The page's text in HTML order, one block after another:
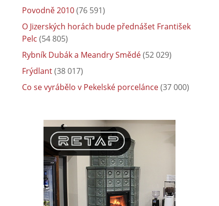
Povodně 2010(76 591)
O Jizerských horách bude přednášet František
Pelc (54 805)
Rybník Dubák a Meandry Smědé(52 029)
Frýdlant(38 017)
Co se vyrábělo v Pekelské porcelánce(37 000)